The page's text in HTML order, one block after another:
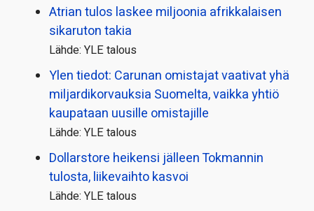
Atrian tulos laskee miljoonia afrikkalaisen
sikaruton takia
Lähde: YLE talous
Ylen tiedot: Carunan omistajat vaativat yhä
miljardi­korvauksia Suomelta, vaikka yhtiö
kaupataan uusille omistajille
Lähde: YLE talous
Dollarstore heikensi jälleen Tokmannin
tulosta, liikevaihto kasvoi
Lähde: YLE talous